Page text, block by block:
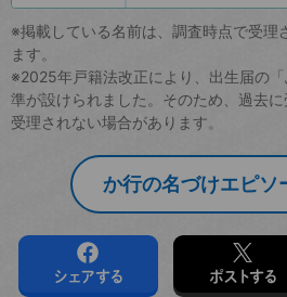
※掲載している名前は、調査時点で受理
ます。
※2025年戸籍法改正により、出生届の
準が設けられました。そのため、過去
受理されない場合があります。
か行の名づけエピソ
シェアする ポストする